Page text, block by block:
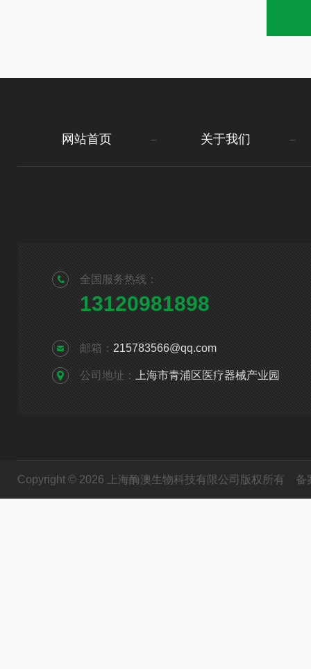
网站首页 关于我们
全国服务热线：
13120981898
邮箱： 215783566@qq.com
公司地址： 上海市青浦区医疗器械产业园
Copyright © 2026 上海酶澳生物科技有限公司版权所有 备